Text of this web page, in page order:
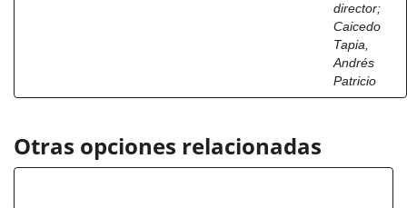
director;
Caicedo
Tapia,
Andrés
Patricio
Otras opciones relacionadas